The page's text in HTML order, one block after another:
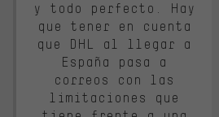
y todo perfecto. Hay
que tener en cuenta
que DHL al llegar a
España pasa a
correos con las
limitaciones que